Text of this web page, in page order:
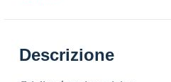
Descrizione